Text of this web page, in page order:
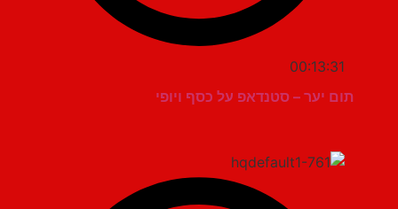
00:13:31
תום יער – סטנדאפ על כסף ויופי